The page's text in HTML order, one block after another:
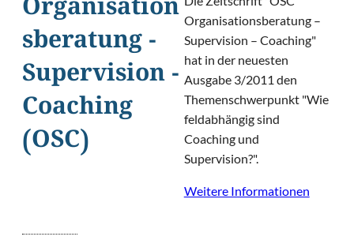
Organisation
sberatung -
Supervision -
Coaching
(OSC)
Organisationsberatung –
Supervision – Coaching"
hat in der neuesten
Ausgabe 3/2011 den
Themenschwerpunkt "Wie
feldabhängig sind
Coaching und
Supervision?".
Weitere Informationen